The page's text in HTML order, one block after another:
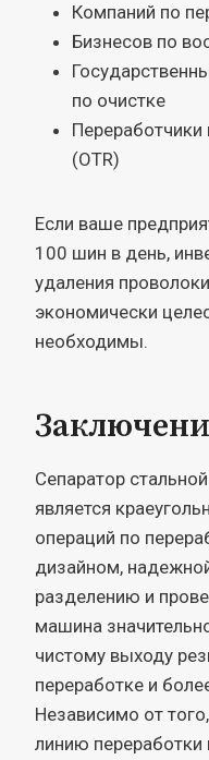
Компаний по
Бизнесов по
по очистке
(OTR)
Если ваше
100 шин в день,
удаления
экономически
необходимы.
Сепаратор
является
операций по
дизайном,
разделению и
машина
чистому выходу
переработке и
Независимо от
линию переработки